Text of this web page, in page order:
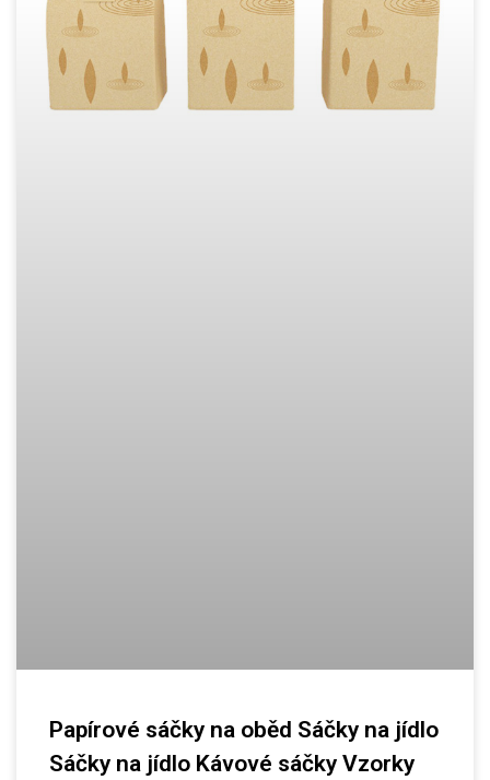
Papírové sáčky na oběd Sáčky na jídlo
Sáčky na jídlo Kávové sáčky Vzorky